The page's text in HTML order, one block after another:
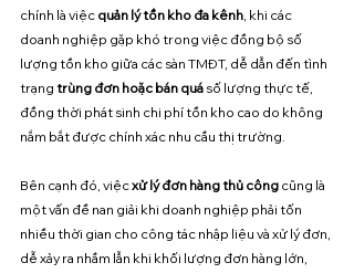
chính là việc quản lý tồn kho đa kênh, khi các
doanh nghiệp gặp khó trong việc đồng bộ số
lượng tồn kho giữa các sàn TMĐT, dễ dẫn đến tình
trạng trùng đơn hoặc bán quá số lượng thực tế,
đồng thời phát sinh chi phí tồn kho cao do không
nắm bắt được chính xác nhu cầu thị trường.
Bên cạnh đó, việc xử lý đơn hàng thủ công cũng là
một vấn đề nan giải khi doanh nghiệp phải tốn
nhiều thời gian cho công tác nhập liệu và xử lý đơn,
dễ xảy ra nhầm lẫn khi khối lượng đơn hàng lớn,